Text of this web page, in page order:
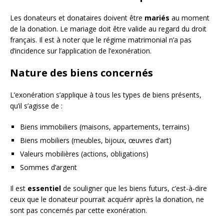
Les donateurs et donataires doivent être mariés au moment
de la donation. Le mariage doit être valide au regard du droit
français. Il est à noter que le régime matrimonial n’a pas
d’incidence sur l’application de l’exonération.
Nature des biens concernés
L’exonération s’applique à tous les types de biens présents,
qu’il s’agisse de :
Biens immobiliers (maisons, appartements, terrains)
Biens mobiliers (meubles, bijoux, œuvres d’art)
Valeurs mobilières (actions, obligations)
Sommes d’argent
Il est essentiel de souligner que les biens futurs, c’est-à-dire
ceux que le donateur pourrait acquérir après la donation, ne
sont pas concernés par cette exonération.